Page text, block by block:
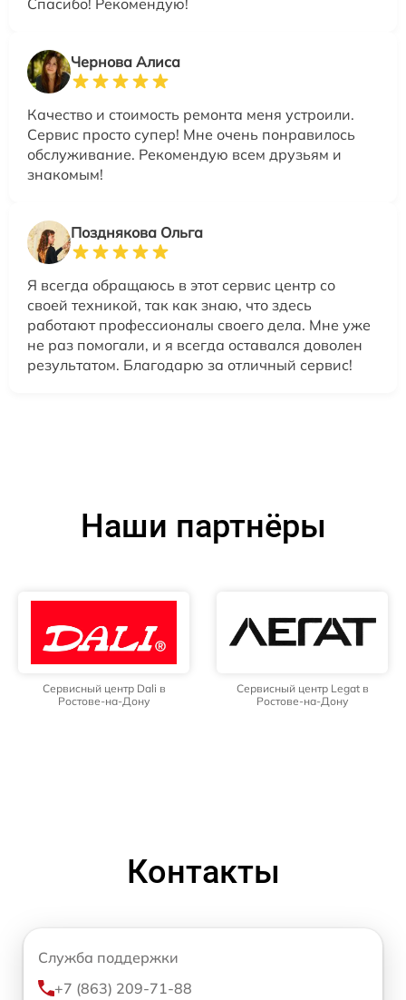
Спасибо! Рекомендую!
Чернова Алиса
Качество и стоимость ремонта меня устроили.
Сервис просто супер! Мне очень понравилось
обслуживание. Рекомендую всем друзьям и
знакомым!
Позднякова Ольга
Я всегда обращаюсь в этот сервис центр со
своей техникой, так как знаю, что здесь
работают профессионалы своего дела. Мне уже
не раз помогали, и я всегда оставался доволен
результатом. Благодарю за отличный сервис!
Наши партнёры
Сервисный центр Dali в
Ростове-на-Дону
Сервисный центр Legat в
Ростове-на-Дону
Контакты
Служба поддержки
+7 (863) 209-71-88